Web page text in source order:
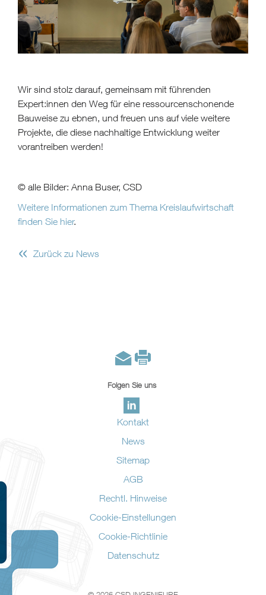
Wir sind stolz darauf, gemeinsam mit führenden
Expert:innen den Weg für eine ressourcenschonende
Bauweise zu ebnen, und freuen uns auf viele weitere
Projekte, die diese nachhaltige Entwicklung weiter
vorantreiben werden!
© alle Bilder: Anna Buser, CSD
Weitere Informationen zum Thema Kreislaufwirtschaft
finden Sie hier.
« Zurück zu News
Folgen Sie uns
Kontakt
News
Sitemap
AGB
Rechtl. Hinweise
Cookie-Einstellungen
Cookie-Richtlinie
Datenschutz